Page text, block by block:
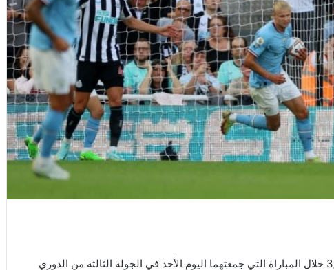
تعادل مانشستر سيتي مع مضيفه نيوكاسل 3/3 خلال المباراة التي جمعتهما اليوم الأحد في الجولة الثالثة من الدوري